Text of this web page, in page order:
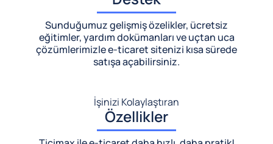
Sunduğumuz gelişmiş özelikler, ücretsiz
eğitimler, yardım dokümanları ve uçtan uca
çözümlerimizlee-ticaret sitenizi kısa sürede
satışa açabilirsiniz.
İşinizi Kolaylaştıran
Özellikler